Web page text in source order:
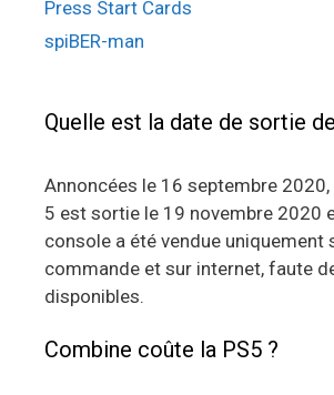
Press Start Cards
spiBER-man
Quelle est la date de sortie
Annoncées le 16 septembre
5 est sortie le 19 novembre 2020
console a été vendue uniquement
commande et sur internet, faute
disponibles.
Combine coûte la PS5 ?